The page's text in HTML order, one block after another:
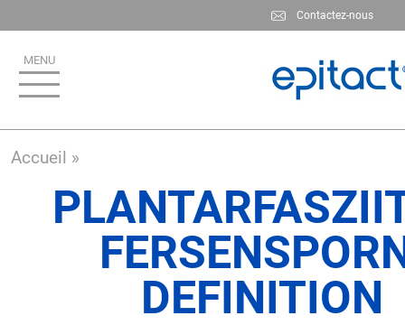
au
contenu
principal
Contactez-nous
Accueil
DEFINITION